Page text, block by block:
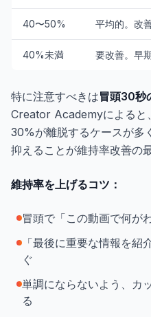
40〜50% 平均的。改
40%未満 要改善。早
特に注意すべきは冒頭30秒
Creator Academyによると
30%が離脱するケースが多
抑えることが維持率改善の
維持率を上げるコツ：
冒頭で「この動画で何が
「最後に重要な情報を
ぐ
単調にならないよう、カ
る